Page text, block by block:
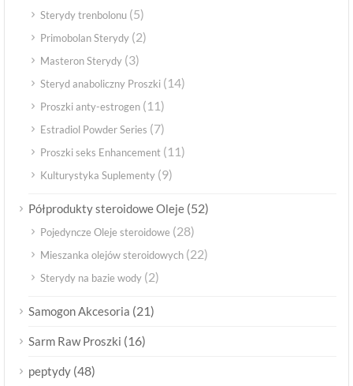
Sterydy trenbolonu (5)
Primobolan Sterydy (2)
Masteron Sterydy (3)
Steryd anaboliczny Proszki (14)
Proszki anty-estrogen (11)
Estradiol Powder Series (7)
Proszki seks Enhancement (11)
Kulturystyka Suplementy (9)
Półprodukty steroidowe Oleje (52)
Pojedyncze Oleje steroidowe (28)
Mieszanka olejów steroidowych (22)
Sterydy na bazie wody (2)
Samogon Akcesoria (21)
Sarm Raw Proszki (16)
peptydy (48)